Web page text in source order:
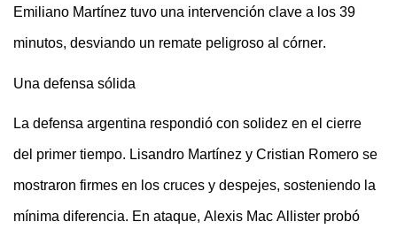
Emiliano Martínez tuvo una intervención clave a los 39
minutos, desviando un remate peligroso al córner.
Una defensa sólida
La defensa argentina respondió con solidez en el cierre
del primer tiempo. Lisandro Martínez y Cristian Romero se
mostraron firmes en los cruces y despejes, sosteniendo la
mínima diferencia. En ataque, Alexis Mac Allister probó